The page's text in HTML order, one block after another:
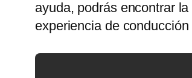
ayuda, podrás encontrar la
experiencia de